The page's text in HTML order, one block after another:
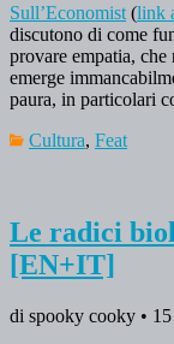
Sull’Economist (link
discutono di come
provare empatia, che
emerge
paura, in particolari
Cultura, Feat
Le radici
[EN+IT]
di spooky cooky •